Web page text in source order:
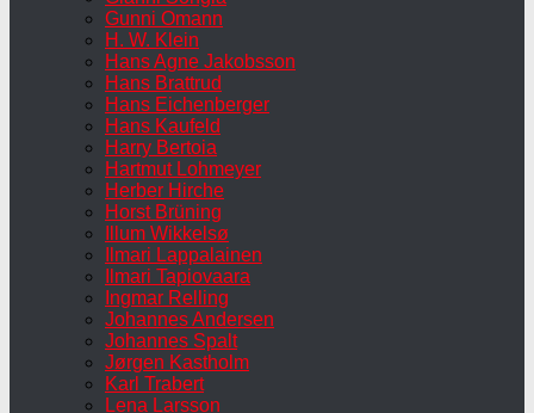
Gunni Omann
H. W. Klein
Hans Agne Jakobsson
Hans Brattrud
Hans Eichenberger
Hans Kaufeld
Harry Bertoia
Hartmut Lohmeyer
Herber Hirche
Horst Brüning
Illum Wikkelsø
Ilmari Lappalainen
Ilmari Tapiovaara
Ingmar Relling
Johannes Andersen
Johannes Spalt
Jørgen Kastholm
Karl Trabert
Lena Larsson